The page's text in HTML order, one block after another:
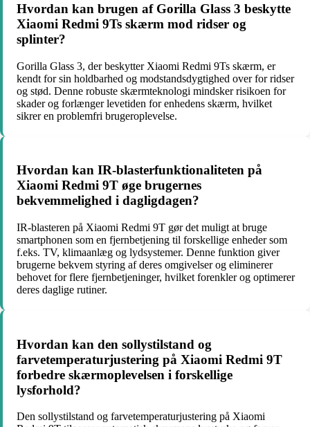
Hvordan kan brugen af Gorilla Glass 3 beskytte
Xiaomi Redmi 9Ts skærm mod ridser og
splinter?
Gorilla Glass 3, der beskytter Xiaomi Redmi 9Ts skærm, er
kendt for sin holdbarhed og modstandsdygtighed over for ridser
og stød. Denne robuste skærmteknologi mindsker risikoen for
skader og forlænger levetiden for enhedens skærm, hvilket
sikrer en problemfri brugeroplevelse.
Hvordan kan IR-blasterfunktionaliteten på
Xiaomi Redmi 9T øge brugernes
bekvemmelighed i dagligdagen?
IR-blasteren på Xiaomi Redmi 9T gør det muligt at bruge
smartphonen som en fjernbetjening til forskellige enheder som
f.eks. TV, klimaanlæg og lydsystemer. Denne funktion giver
brugerne bekvem styring af deres omgivelser og eliminerer
behovet for flere fjernbetjeninger, hvilket forenkler og optimerer
deres daglige rutiner.
Hvordan kan den sollystilstand og
farvetemperaturjustering på Xiaomi Redmi 9T
forbedre skærmoplevelsen i forskellige
lysforhold?
Den sollystilstand og farvetemperaturjustering på Xiaomi